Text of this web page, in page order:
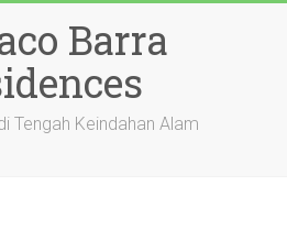
Barra
Tengah Keindahan Alam